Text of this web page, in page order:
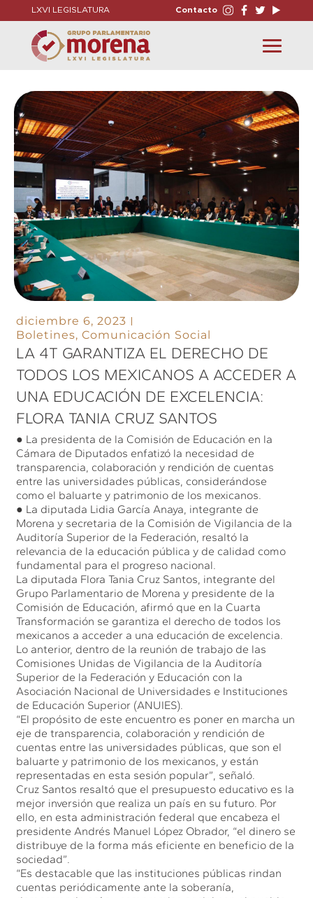
LXVI LEGISLATURA Contacto
Toggle
navigation
diciembre 6, 2023
Boletines,Comunicación Social
LA 4T GARANTIZA EL DERECHO DE
TODOS LOS MEXICANOS A ACCEDER A
UNA EDUCACIÓN DE EXCELENCIA:
FLORA TANIA CRUZ SANTOS
● La presidenta de la Comisión de Educación en la
Cámara de Diputados enfatizó la necesidad de
transparencia, colaboración y rendición de cuentas
entre las universidades públicas, considerándose
como el baluarte y patrimonio de los mexicanos.
● La diputada Lidia García Anaya, integrante de
Morena y secretaria de la Comisión de Vigilancia de la
Auditoría Superior de la Federación, resaltó la
relevancia de la educación pública y de calidad como
fundamental para el progreso nacional.
La diputada Flora Tania Cruz Santos, integrante del
Grupo Parlamentario de Morena y presidente de la
Comisión de Educación, afirmó que en la Cuarta
Transformación se garantiza el derecho de todos los
mexicanos a acceder a una educación de excelencia.
Lo anterior, dentro de la reunión de trabajo de las
Comisiones Unidas de Vigilancia de la Auditoría
Superior de la Federación y Educación con la
Asociación Nacional de Universidades e Instituciones
de Educación Superior (ANUIES).
“El propósito de este encuentro es poner en marcha un
eje de transparencia, colaboración y rendición de
cuentas entre las universidades públicas, que son el
baluarte y patrimonio de los mexicanos, y están
representadas en esta sesión popular”, señaló.
Cruz Santos resaltó que el presupuesto educativo es la
mejor inversión que realiza un país en su futuro. Por
ello, en esta administración federal que encabeza el
presidente Andrés Manuel López Obrador, “el dinero se
distribuye de la forma más eficiente en beneficio de la
sociedad”.
“Es destacable que las instituciones públicas rindan
cuentas periódicamente ante la soberanía,